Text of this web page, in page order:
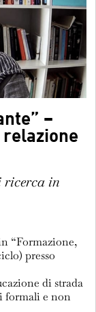
–
ricerca in
“Formazione,
presso
di strada
formali e non